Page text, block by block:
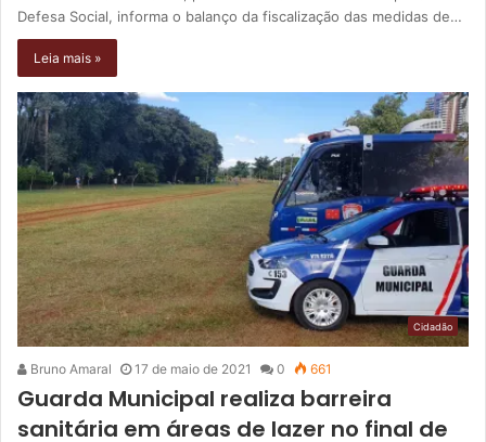
Defesa Social, informa o balanço da fiscalização das medidas de…
Leia mais »
Cidadão
Bruno Amaral 17 de maio de 2021 0 661
Guarda Municipal realiza barreira
sanitária em áreas de lazer no final de